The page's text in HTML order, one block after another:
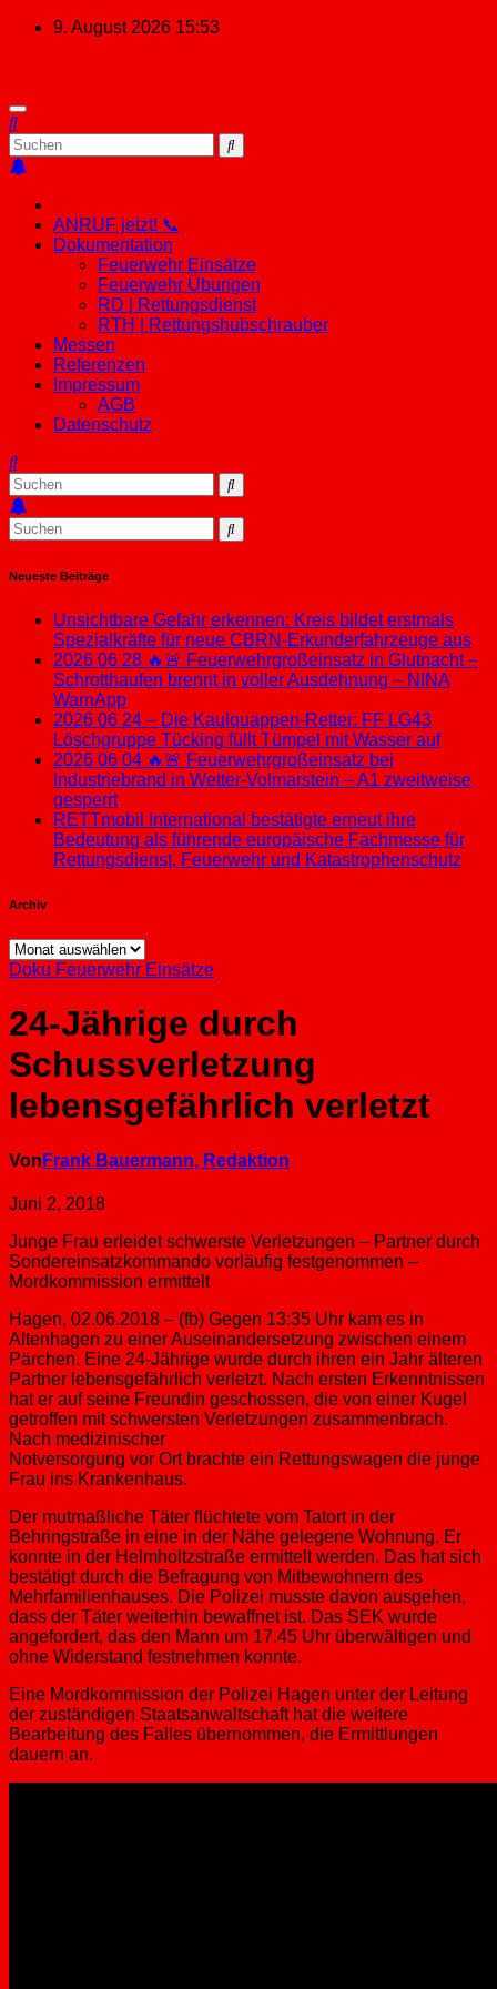
Zum
9. August 2026 15:53
ANRUF jetzt! 📞
Dokumentation
Feuerwehr Einsätze
Feuerwehr Übungen
RD | Rettungsdienst
RTH | Rettungshubschrauber
Messen
Referenzen
Impressum
AGB
Datenschutz
Neueste Beiträge
Unsichtbare Gefahr erkennen: Kreis bildet erstmals
Spezialkräfte für neue CBRN-Erkunderfahrzeuge aus
2026 06 28 🔥🚨 Feuerwehrgroßeinsatz in Glutnacht –
Schrotthaufen brennt in voller Ausdehnung – NINA
WarnApp
2026 06 24 – Die Kaulquappen-Retter: FF LG43
Löschgruppe Tücking füllt Tümpel mit Wasser auf
2026 06 04 🔥🚨 Feuerwehrgroßeinsatz bei
Industriebrand in Wetter-Volmarstein – A1 zweitweise
gesperrt
RETTmobil International bestätigte erneut ihre
Bedeutung als führende europäische Fachmesse für
Rettungsdienst, Feuerwehr und Katastrophenschutz
Archiv
Archiv
Doku Feuerwehr Einsätze
24-Jährige durch
Schussverletzung
lebensgefährlich verletzt
Von Frank Bauermann, Redaktion
Juni 2, 2018
Junge Frau erleidet schwerste Verletzungen – Partner durch
Sondereinsatzkommando vorläufig festgenommen –
Mordkommission ermittelt
Hagen, 02.06.2018 – (fb) Gegen 13:35 Uhr kam es in
Altenhagen zu einer Auseinandersetzung zwischen einem
Pärchen. Eine 24-Jährige wurde durch ihren ein Jahr älteren
Partner lebensgefährlich verletzt. Nach ersten Erkenntnissen
hat er auf seine Freundin geschossen, die von einer Kugel
getroffen mit schwersten Verletzungen zusammenbrach.
Nach medizinischer
Notversorgung vor Ort brachte ein Rettungswagen die junge
Frau ins Krankenhaus.
Der mutmaßliche Täter flüchtete vom Tatort in der
Behringstraße in eine in der Nähe gelegene Wohnung. Er
konnte in der Helmholtzstraße ermittelt werden. Das hat sich
bestätigt durch die Befragung von Mitbewohnern des
Mehrfamilienhauses. Die Polizei musste davon ausgehen,
dass der Täter weiterhin bewaffnet ist. Das SEK wurde
angefordert, das den Mann um 17.45 Uhr überwältigen und
ohne Widerstand festnehmen konnte.
Eine Mordkommission der Polizei Hagen unter der Leitung
der zuständigen Staatsanwaltschaft hat die weitere
Bearbeitung des Falles übernommen, die Ermittlungen
dauern an.